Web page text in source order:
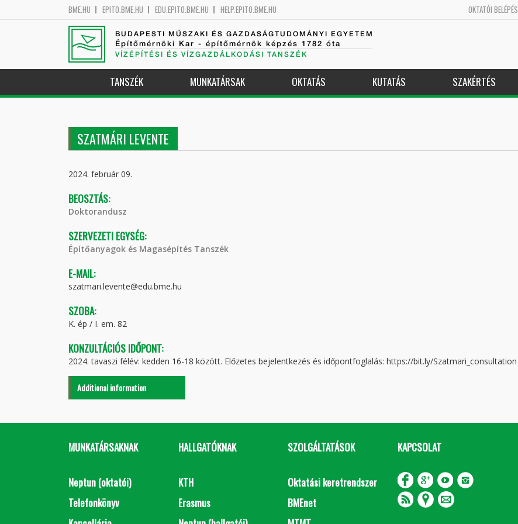
BME.HU EPITO.BME.HU EDU.EPITO.BME.HU HELP.EPITO.BME.HU OKTATÓI BELÉPÉS
BUDAPESTI MŰSZAKI ÉS GAZDASÁGTUDOMÁNYI EGYETEM
Építőmérnöki Kar - építőmérnök képzés 1782 óta
VÍZÉPÍTÉSI ÉS VÍZGAZDÁLKODÁSI TANSZÉK
TANSZÉK MUNKATÁRSAK OKTATÁS KUTATÁS SZAKÉRTÉS
SZATMÁRI LEVENTE
2024. február 09.
BEOSZTÁS:
Doktorandusz
SZERVEZETI EGYSÉG:
Építőanyagok és Magasépítés Tanszék
E-MAIL:
szatmari.levente@edu.bme.hu
SZOBA:
K. ép / I. em. 82
KONZULTÁCIÓS IDŐPONT:
2024. tavaszi félév: kedden 16-18 között. Előzetes bejelentkezés és időpontfoglalás: https://bit.ly/Szatmari_consultation
Additional information
MUNKATÁRSAKNAK
Neptun (oktatói)
Telefonkönyv
HALLGATÓKNAK
KTH
Erasmus
SZOLGÁLTATÁSOK
Oktatási keretrendszer
BMEnet
KAPCSOLAT